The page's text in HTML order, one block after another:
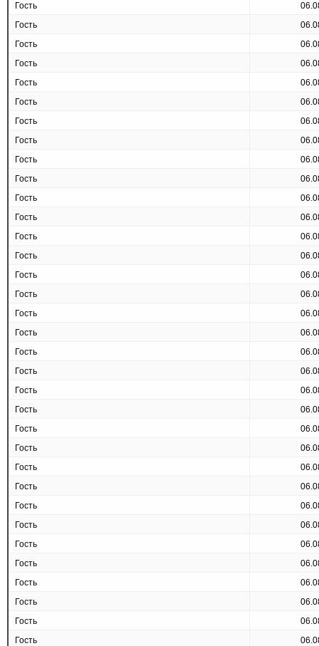
Гость
Гость
Гость
Гость
Гость
Гость
Гость
Гость
Гость
Гость
Гость
Гость
Гость
Гость
Гость
Гость
Гость
Гость
Гость
Гость
Гость
Гость
Гость
Гость
Гость
Гость
Гость
Гость
Гость
Гость
Гость
Гость
Гость
Гость